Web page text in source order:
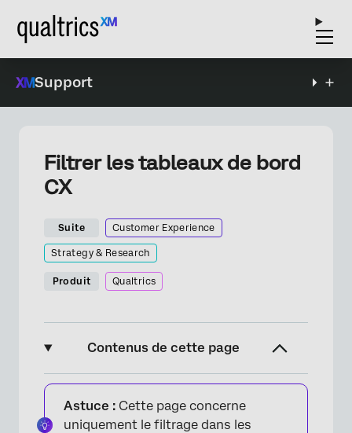
Support
Filtrer les tableaux de bord
CX
Suite Customer Experience
Strategy & Research
Produit Qualtrics
Contenus de cette page
À propos du filtrage des tableaux de bord CX
Ajout de filtres de page
Astuce : Cette page concerne
uniquement le filtrage dans les